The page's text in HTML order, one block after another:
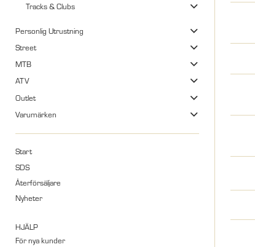
Tracks & Clubs
Personlig Utrustning
Street
MTB
ATV
Outlet
Varumärken
Start
SDS
Återförsäljare
Nyheter
HJÄLP
För nya kunder